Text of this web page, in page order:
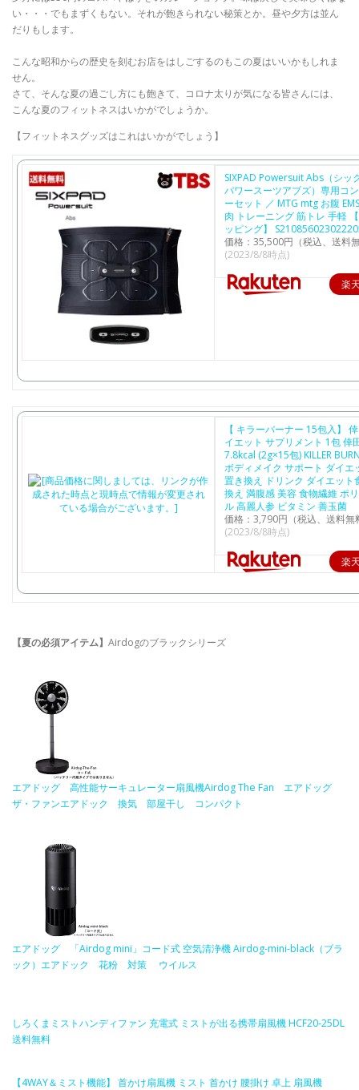
い・・・でもまずくもない。それが飽きられない秘策とか。昼や夕方は並ん
だりもします。
こんな昭和からの歴史を刻むお店をはしごするのもこの夏はいいかもしれま
せん。
さて、そんな夏の過ごし方にも飽きて、コロナ太りが気になる皆さんには、
こんな夏のフィットネスはいかがでしょうか。
【フィットネスグッズはこれはいかがでしょう】
SIXPAD Powersuit Abs（シッ
パワースーツアブズ）専用コ
ーセット ／ MTG mtg お腹
肉 トレーニング 筋トレ 手軽
ッピング】
価格：35,500円（税込、送料
(2023/8/8時点)
楽
【 キラーバーナー 15包入】
イエット サプリメント 1包 倖
7.8kcal (2g×15包) KILLER
ボディメイク サポート ダイエ
置き換え ドリンク ダイエット
換え 満腹感 美容 食物繊維 ポ
ル 高麗人参 ビタミン 善玉菌
価格：3,790円（税込、送料無
(2023/8/8時点)
楽
【夏の必須アイテム】 Airdogのブラックシリーズ
エアドッグ 高性能サーキュレーター扇風機Airdog The Fan エアドッグ
ザ・ファンエアドック 換気 部屋干し コンパクト
エアドッグ 「Airdog mini」コード式 空気清浄機 Airdog-mini-black（ブラ
ック）エアドック 花粉 対策 ウイルス
しろくまミストハンディファン 充電式 ミストが出る携帯扇風機 HCF20-25DL
送料無料
【4WAY＆ミスト機能】 首かけ扇風機 ミスト 首かけ 腰掛け 卓上 扇風機